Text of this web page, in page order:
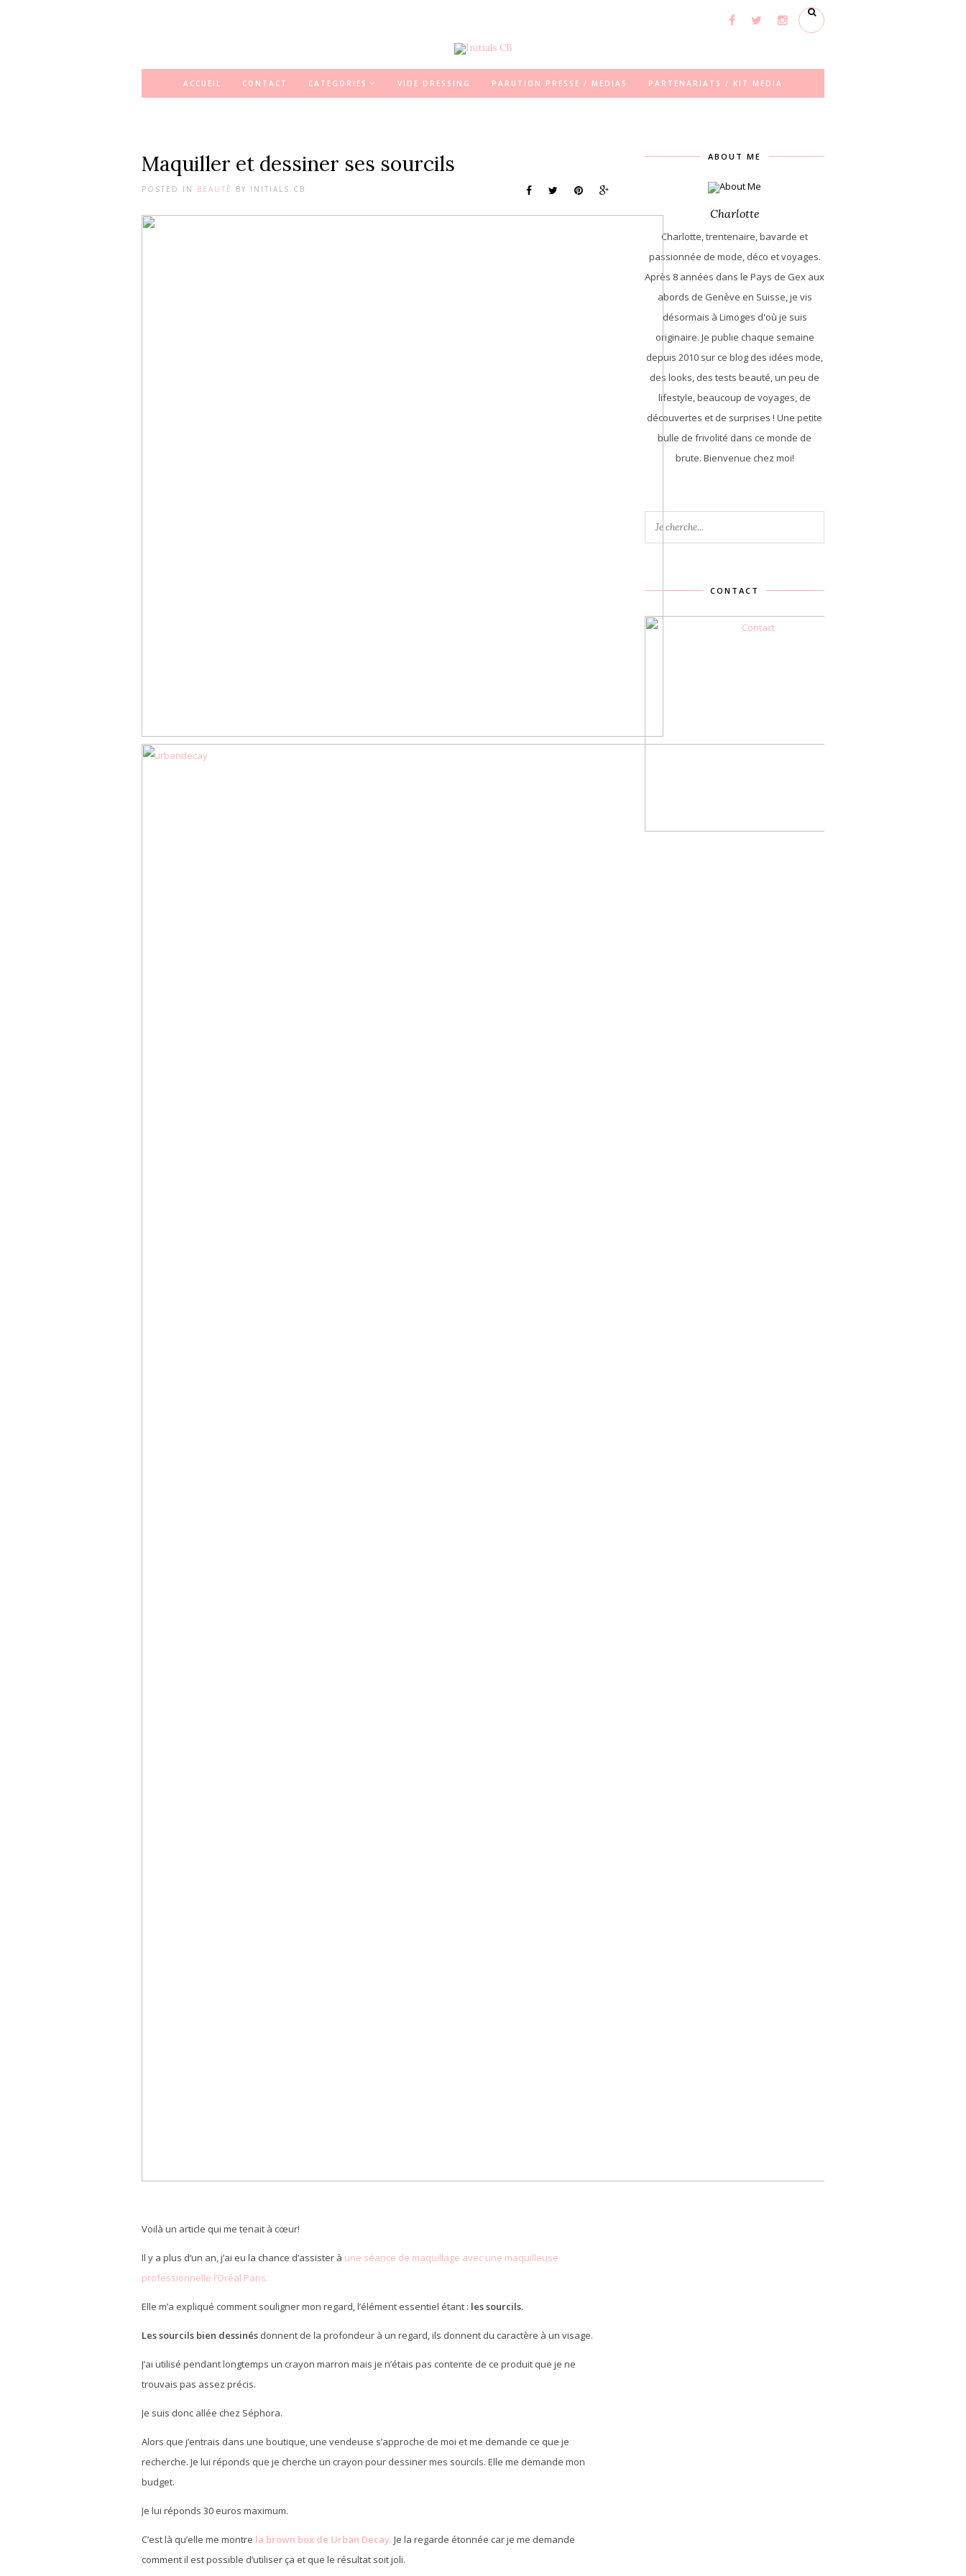
ACCUEIL CONTACT CATEGORIES VIDE DRESSING PARUTION PRESSE / MEDIAS PARTENARIATS / KIT MEDIA
Maquiller et dessiner ses sourcils
POSTED IN BEAUTÉ BY INITIALS CB
Voilà un article qui me tenait à cœur!
Il y a plus d’un an, j’ai eu la chance d’assister à une séance de maquillage avec une maquilleuse
professionnelle l’Oréal Paris.
Elle m’a expliqué comment souligner mon regard, l’élément essentiel étant : les sourcils.
Les sourcils bien dessinés donnent de la profondeur à un regard, ils donnent du caractère à un visage.
J’ai utilisé pendant longtemps un crayon marron mais je n’étais pas contente de ce produit que je ne
trouvais pas assez précis.
Je suis donc allée chez Séphora.
Alors que j’entrais dans une boutique, une vendeuse s’approche de moi et me demande ce que je
recherche. Je lui réponds que je cherche un crayon pour dessiner mes sourcils. Elle me demande mon
budget.
Je lui réponds 30 euros maximum.
C’est là qu’elle me montre la brown box de Urban Decay.Je la regarde étonnée car je me demande
comment il est possible d’utiliser ça et que le résultat soit joli.
ABOUT ME
Charlotte
Charlotte, trentenaire, bavarde et
passionnée de mode, déco et voyages.
Après 8 années dans le Pays de Gex aux
abords de Genève en Suisse, je vis
désormais à Limoges d'où je suis
originaire. Je publie chaque semaine
depuis 2010 sur ce blog des idées mode,
des looks, des tests beauté, un peu de
lifestyle, beaucoup de voyages, de
découvertes et de surprises ! Une petite
bulle de frivolité dans ce monde de
brute. Bienvenue chez moi!
CONTACT